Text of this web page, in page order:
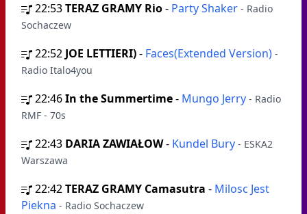
22:53TERAZ GRAMY Rio- Party Shaker - Radio
Sochaczew
22:52 JOE LETTIERI)- Faces(Extended Version) -
Radio Italo4you
22:46In the Summertime- Mungo Jerry - Radio
RMF - 70s
22:43 DARIA ZAWIAŁOW- Kundel Bury - ESKA2
Warszawa
22:42TERAZ GRAMY Camasutra - Milosc Jest
Piekna - Radio Sochaczew